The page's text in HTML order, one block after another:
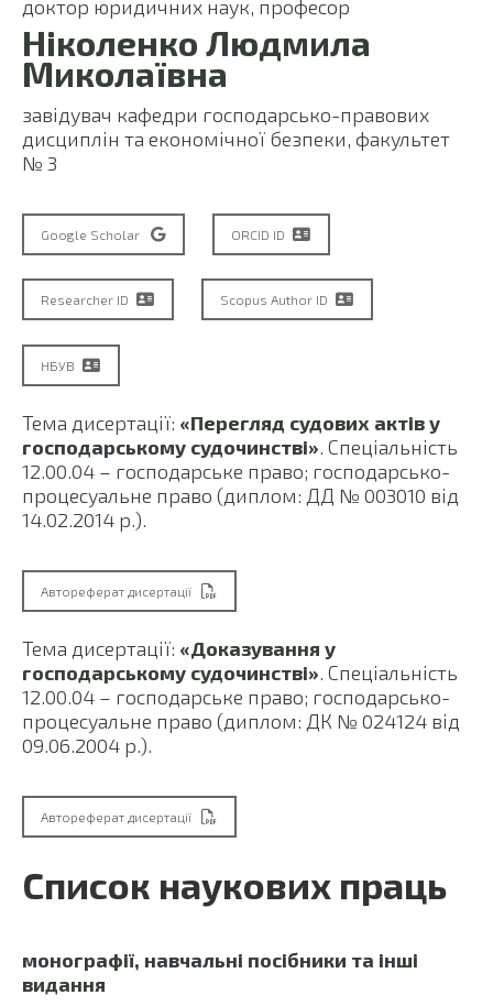
доктор юридичних наук, професор
Ніколенко Людмила
Миколаївна
завідувач кафедри господарсько-правових
дисциплін та економічної безпеки, факультет
№ 3
Google Scholar ORCID ID
Researcher ID Scopus Author ID
НБУВ
Тема дисертації: «Перегляд судових актів у
господарському судочинстві». Спеціальність
12.00.04 – господарське право; господарсько-
процесуальне право (диплом: ДД № 003010 від
14.02.2014 р.).
Автореферат дисертації
Тема дисертації: «Доказування у
господарському судочинстві». Спеціальність
12.00.04 – господарське право; господарсько-
процесуальне право (диплом: ДК № 024124 від
09.06.2004 р.).
Автореферат дисертації
Список наукових праць
монографії, навчальні посібники та інші
видання